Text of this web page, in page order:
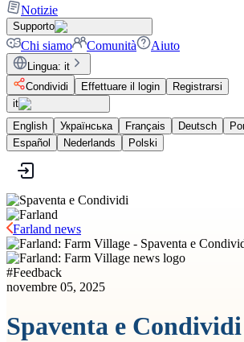
Notizie
Supporto
Chi siamo Comunità Aiuto
Lingua: it
Condividi
Effettuare il login
Registrarsi
it
English
Українська Français Deutsch
Español
Nederlands Polski
Farland news
#Feedback
novembre 05, 2025
Spaventa e Condividi